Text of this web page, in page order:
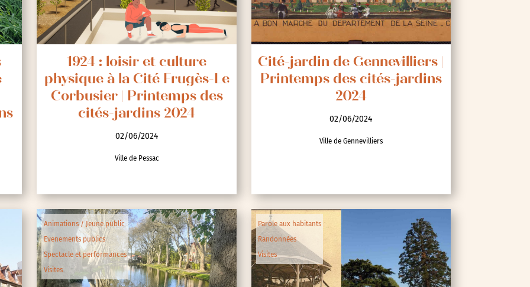
1924 : loisir et culture
physique à la Cité Frugès-Le
Corbusier | Printemps des
cités-jardins 2024
02/06/2024
Ville de Pessac
Cité-jardin de Gennevilliers |
Printemps des cités-jardins
2024
02/06/2024
Ville de Gennevilliers
Animations / Jeune public
Evenements publics
Spectacle et performances
Visites
Parole aux habitants
Randonnées
Visites